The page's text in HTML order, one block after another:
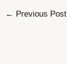
← Previous Post